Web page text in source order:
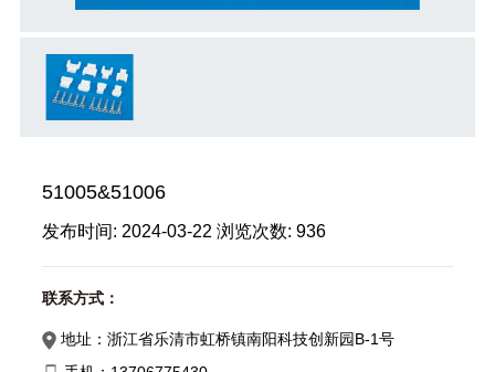
51005&51006
发布时间: 2024-03-22 浏览次数: 936
联系方式：
地址：浙江省乐清市虹桥镇南阳科技创新园B-1号